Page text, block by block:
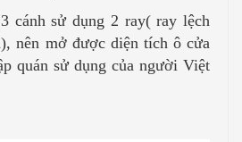
3 cánh sử dụng 2 ray( ray lệch
nên mở được diện tích ô cửa
quán sử dụng của người Việt